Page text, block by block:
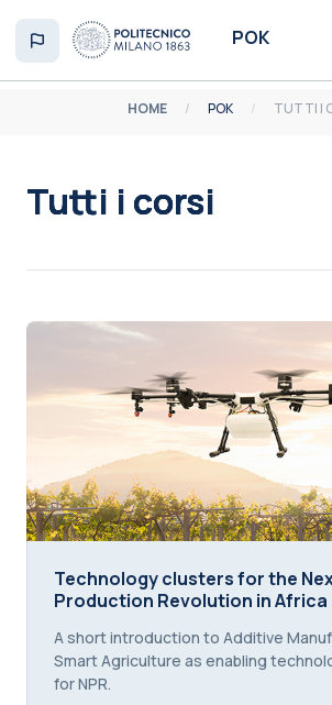
POK
HOME POK TUTTI I
Tutti i corsi
Technology clusters for the
Technology clusters for the
Production Revolution in Africa
Course summary text:
A short introduction to Additive
Smart Agriculture as enabling
for NPR.